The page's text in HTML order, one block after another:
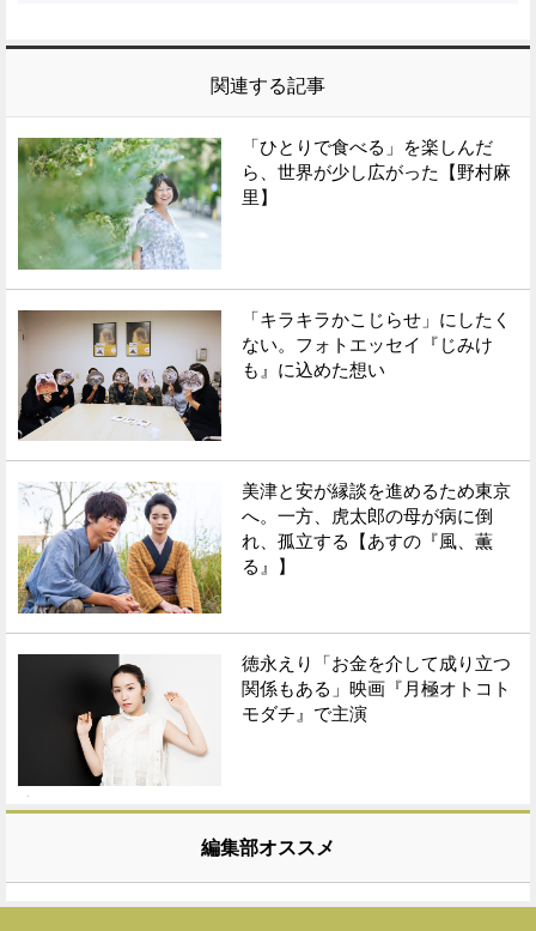
関連する記事
「ひとりで食べる」を楽しんだ
ら、世界が少し広がった【野村麻
里】
「キラキラかこじらせ」にしたく
ない。フォトエッセイ『じみけ
も』に込めた想い
美津と安が縁談を進めるため東京
へ。一方、虎太郎の母が病に倒
れ、孤立する【あすの『風、薫
る』】
徳永えり「お金を介して成り立つ
関係もある」映画『月極オトコト
モダチ』で主演
編集部オススメ